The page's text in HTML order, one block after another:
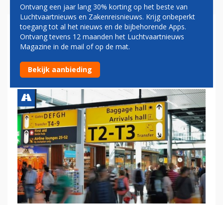
SCHIPHOL VERWELKOMT
DRIE NIEUWE
MAATSCHAPPIJEN
Ontvang een jaar lang 30% korting op het beste van
Luchtvaartnieuws en Zakenreisnieuws. Krijg onbeperkt
toegang tot al het nieuws en de bijbehorende Apps.
Ontvang tevens 12 maanden het Luchtvaartnieuws
Magazine in de mail of op de mat.
Bekijk aanbieding